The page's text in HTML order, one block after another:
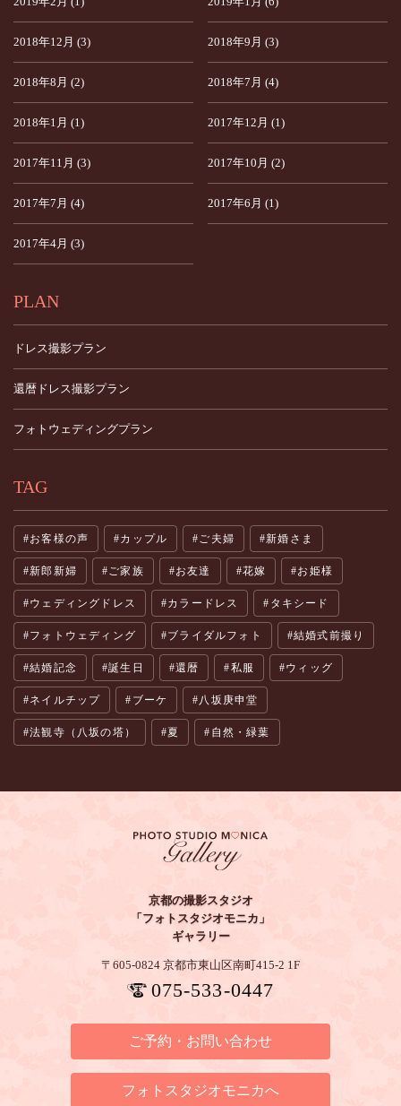
2018年12月 (3) 2018年9月 (3)
2018年8月 (2) 2018年7月 (4)
2018年1月 (1) 2017年12月 (1)
2017年11月 (3) 2017年10月 (2)
2017年7月 (4) 2017年6月 (1)
2017年4月 (3)
PLAN
ドレス撮影プラン
還暦ドレス撮影プラン
フォトウェディングプラン
TAG
お客様の声 カップル ご夫婦 新婚さま
新郎新婦 ご家族 お友達 花嫁 お姫様
ウェディングドレス カラードレス タキシード
フォトウェディング ブライダルフォト 結婚式前撮り
結婚記念 誕生日 還暦 私服 ウィッグ
ネイルチップ ブーケ 八坂庚申堂
法観寺（八坂の塔） 夏 自然・緑葉
京都の撮影スタジオ
「フォトスタジオモニカ」
ギャラリー
〒605-0824 京都市東山区南町415-2 1F
075-533-0447
ご予約・お問い合わせ
フォトスタジオモニカへ